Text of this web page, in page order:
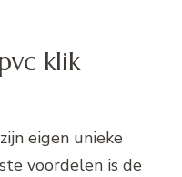
klik
eigen unieke
voordelen is de